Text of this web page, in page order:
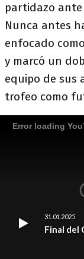
partidazo
Nunca antes
enfocado
y marcó un
equipo de sus
trofeo como